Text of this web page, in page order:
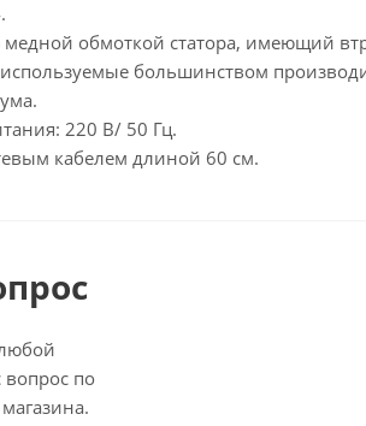
медной обмоткой статора, имеющий
используемые большинством
220 В/ 50 Гц.
кабелем длиной 60 см.
по